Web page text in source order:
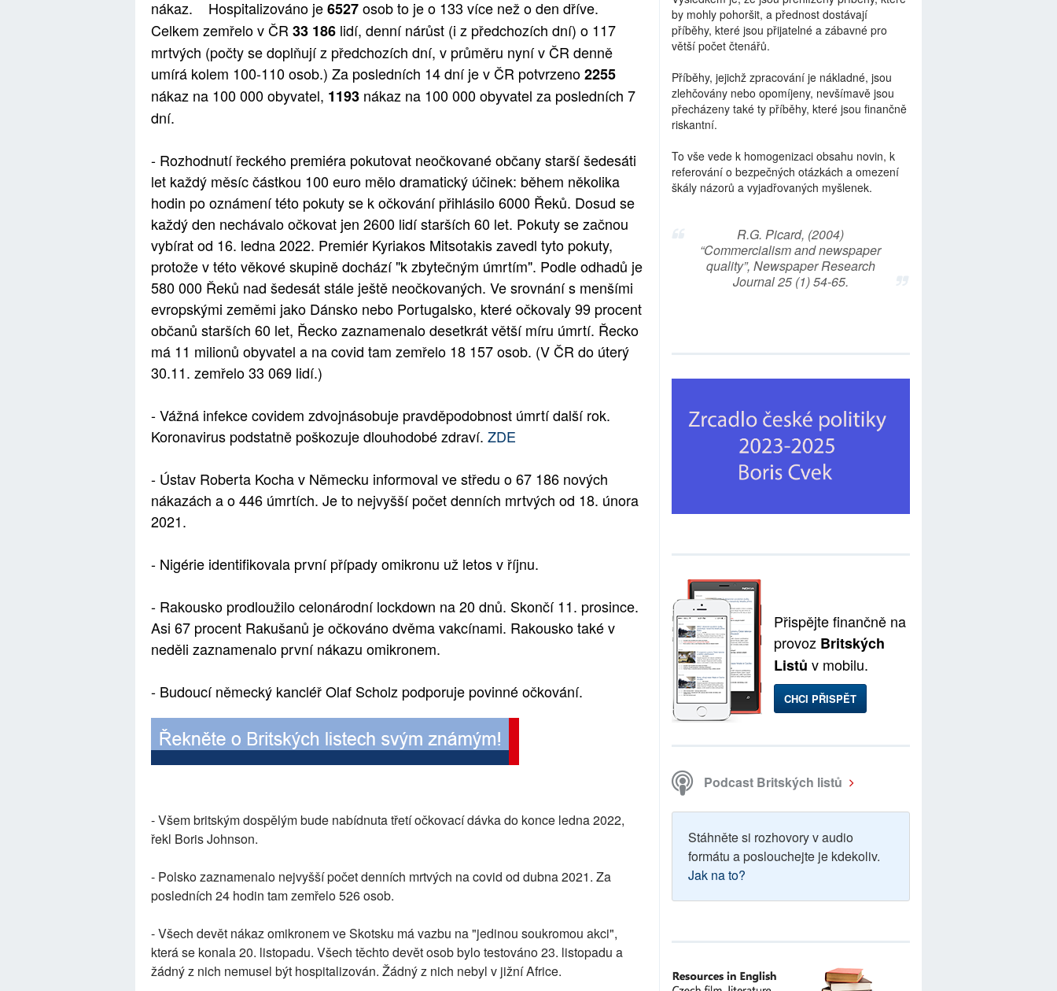
nákaz. Hospitalizováno je6527osob to je o 133 více než o den dříve.
Celkem zemřelo v ČR 33 186 lidí, denní nárůst (i z předchozích dní) o 117
mrtvých (počty se doplňují z předchozích dní, v průměru nyní v ČR denně
umírá kolem 100-110 osob.) Za posledních 14 dní je v ČR potvrzeno2255
nákaz na 100 000 obyvatel, 1193 nákaz na 100 000 obyvatel za posledních 7
dní.
- Rozhodnutí řeckého premiéra pokutovat neočkované občany starší šedesáti
let každý měsíc částkou 100 euro mělo dramatický účinek: během několika
hodin po oznámení této pokuty se k očkování přihlásilo 6000 Řeků. Dosud se
každý den nechávalo očkovat jen 2600 lidí starších 60 let. Pokuty se začnou
vybírat od 16. ledna 2022. Premiér Kyriakos Mitsotakis zavedl tyto pokuty,
protože v této věkové skupině dochází "k zbytečným úmrtím". Podle odhadů je
580 000 Řeků nad šedesát stále ještě neočkovaných. Ve srovnání s menšími
evropskými zeměmi jako Dánsko nebo Portugalsko, které očkovaly 99 procent
občanů starších 60 let, Řecko zaznamenalo desetkrát větší míru úmrtí. Řecko
má 11 milionů obyvatel a na covid tam zemřelo 18 157 osob. (V ČR do úterý
30.11. zemřelo 33 069 lidí.)
- Vážná infekce covidem zdvojnásobuje pravděpodobnost úmrtí další rok.
Koronavirus podstatně poškozuje dlouhodobé zdraví. ZDE
- Ústav Roberta Kocha v Německu informoval ve středu o 67 186 nových
nákazách a o 446 úmrtích. Je to nejvyšší počet denních mrtvých od 18. února
2021.
- Nigérie identifikovala první případy omikronu už letos v říjnu.
- Rakousko prodloužilo celonárodní lockdown na 20 dnů. Skončí 11. prosince.
Asi 67 procent Rakušanů je očkováno dvěma vakcínami. Rakousko také v
neděli zaznamenalo první nákazu omikronem.
- Budoucí německý kancléř Olaf Scholz podporuje povinné očkování.
- Všem britským dospělým bude nabídnuta třetí očkovací dávka do konce ledna 2022,
řekl Boris Johnson.
- Polsko zaznamenalo nejvyšší počet denních mrtvých na covid od dubna 2021. Za
posledních 24 hodin tam zemřelo 526 osob.
- Všech devět nákaz omikronem ve Skotsku má vazbu na "jedinou soukromou akci",
která se konala 20. listopadu. Všech těchto devět osob bylo testováno 23. listopadu a
žádný z nich nemusel být hospitalizován. Žádný z nich nebyl v jižní Africe.
by mohly pohoršit, a přednost dostávají
příběhy, které jsou přijatelné a zábavné pro
větší počet čtenářů.
Příběhy, jejichž zpracování je nákladné, jsou
zlehčovány nebo opomíjeny, nevšímavě jsou
přecházeny také ty příběhy, které jsou finančně
riskantní.
To vše vede k homogenizaci obsahu novin, k
referování o bezpečných otázkách a omezení
škály názorů a vyjadřovaných myšlenek.
R.G. Picard, (2004)
“Commercialism and newspaper
quality”, Newspaper Research
Journal 25 (1) 54-65.
Přispějte finančně na
provoz Britských
Listů v mobilu.
CHCI PŘISPĚT
Podcast Britských listů
Stáhněte si rozhovory v audio
formátu a poslouchejte je kdekoliv.
Jak na to?